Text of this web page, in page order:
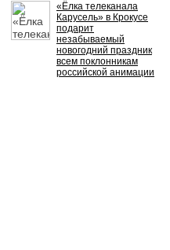
«Ёлка телеканала
Карусель» в Крокусе
подарит
незабываемый
новогодний праздник
всем поклонникам
российской анимации